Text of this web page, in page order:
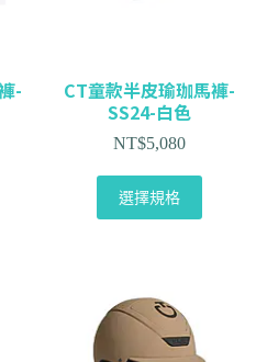
-
CT童款半皮瑜珈馬褲-
SS24-白色
NT$5,080
選擇規格